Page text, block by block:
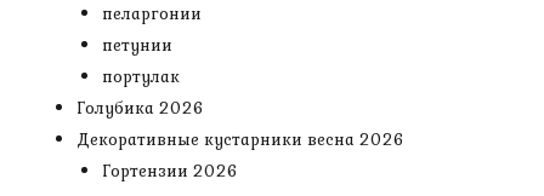
пеларгонии
петунии
портулак
Голубика 2026
Декоративные кустарники весна 2026
Гортензии 2026